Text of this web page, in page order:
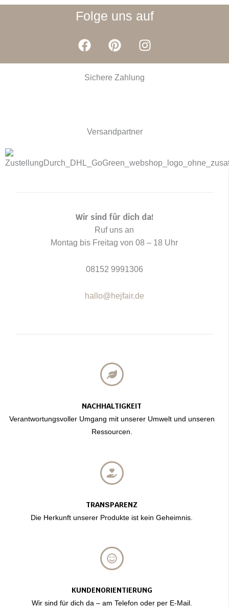
Folge uns auf
F
a
c
e
k
P
i
n
t
s
I
n
s
t
NACHHALTIGKEIT
Verantwortungsvoller Umgang mit unserer Umwelt und unseren
Ressourcen.
TRANSPARENZ
Die Herkunft unserer Produkte ist kein Geheimnis.
KUNDENORIENTIERUNG
Wir sind für dich da – am Telefon oder per E-Mail.
Wir sind für dich da!
Ruf uns an
Montag bis Freitag von 08 – 18 Uhr
08152 9991306
hallo@hejfair.de
Sichere Zahlung
Versandpartner